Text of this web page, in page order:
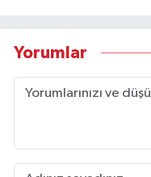
Yorumlar